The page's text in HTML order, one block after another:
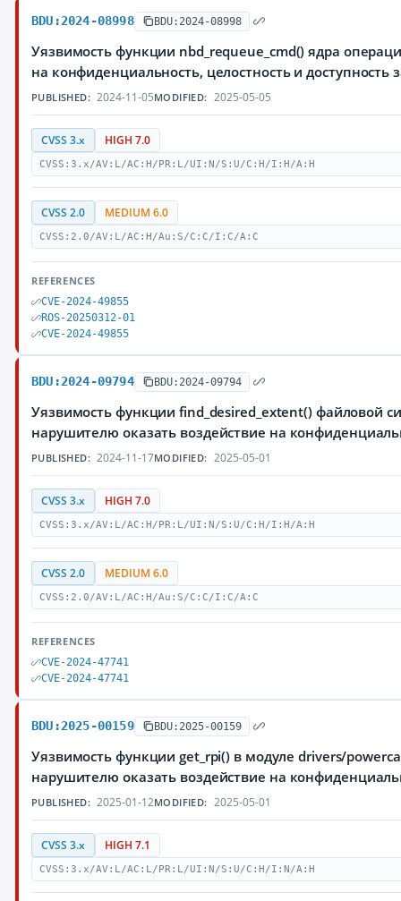
BDU:2024-08998 BDU:2024-08998
Уязвимость функции nbd_requeue_cmd() ядра
на конфиденциальность, целостность и
PUBLISHED: 2024-11-05MODIFIED: 2025-05-05
CVSS 3.x HIGH 7.0
CVSS:3.x/AV:L/AC:H/PR:L/UI:N/S:U/C:H/I:H/A:H
CVSS 2.0 MEDIUM 6.0
CVSS:2.0/AV:L/AC:H/Au:S/C:C/I:C/A:C
REFERENCES
CVE-2024-49855
ROS-20250312-01
CVE-2024-49855
BDU:2024-09794 BDU:2024-09794
Уязвимость функции find_desired_extent() файловой
нарушителю оказать воздействие на
PUBLISHED: 2024-11-17MODIFIED: 2025-05-01
CVSS 3.x HIGH 7.0
CVSS:3.x/AV:L/AC:H/PR:L/UI:N/S:U/C:H/I:H/A:H
CVSS 2.0 MEDIUM 6.0
CVSS:2.0/AV:L/AC:H/Au:S/C:C/I:C/A:C
REFERENCES
CVE-2024-47741
CVE-2024-47741
BDU:2025-00159 BDU:2025-00159
Уязвимость функции get_rpi() в модуле drivers/
нарушителю оказать воздействие на
PUBLISHED: 2025-01-12MODIFIED: 2025-05-01
CVSS 3.x HIGH 7.1
CVSS:3.x/AV:L/AC:L/PR:L/UI:N/S:U/C:H/I:N/A:H